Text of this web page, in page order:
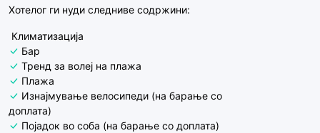
Хотелог ги нуди следниве содржини:
Климатизација
Бар
Тренд за волеј на плажа
Плажа
Изнајмување велосипеди (на барање со
доплата)
Појадок во соба (на барање со доплата)